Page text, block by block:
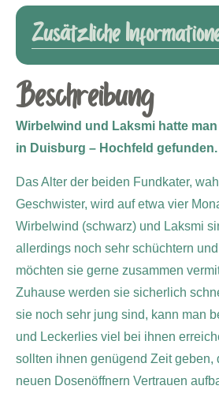
Zusätzliche
Beschreibung
Wirbelwind und Laksmi hatte
in Duisburg – Hochfeld gefunden.
Das Alter der beiden Fundkater,
Geschwister, wird auf etwa vier
Wirbelwind (schwarz) und Laksmi
allerdings noch sehr schüchtern
möchten sie gerne zusammen
Zuhause werden sie sicherlich
sie noch sehr jung sind, kann man
und Leckerlies viel bei ihnen
sollten ihnen genügend Zeit geben,
neuen Dosenöffnern Vertrauen